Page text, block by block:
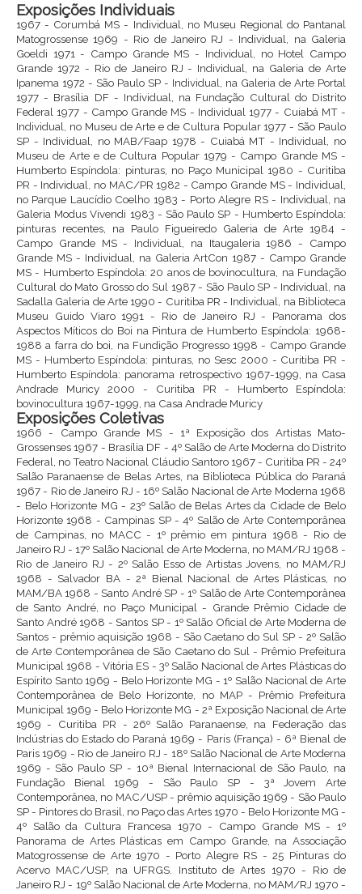
Exposições Individuais
1967 - Corumbá MS - Individual, no Museu Regional do Pantanal
Matogrossense 1969 - Rio de Janeiro RJ - Individual, na Galeria
Goeldi 1971 - Campo Grande MS - Individual, no Hotel Campo
Grande 1972 - Rio de Janeiro RJ - Individual, na Galeria de Arte
Ipanema 1972 - São Paulo SP - Individual, na Galeria de Arte Portal
1977 - Brasília DF - Individual, na Fundação Cultural do Distrito
Federal 1977 - Campo Grande MS - Individual 1977 - Cuiabá MT -
Individual, no Museu de Arte e de Cultura Popular 1977 - São Paulo
SP - Individual, no MAB/Faap 1978 - Cuiabá MT - Individual, no
Museu de Arte e de Cultura Popular 1979 - Campo Grande MS -
Humberto Espíndola: pinturas, no Paço Municipal 1980 - Curitiba
PR - Individual, no MAC/PR 1982 - Campo Grande MS - Individual,
no Parque Laucídio Coelho 1983 - Porto Alegre RS - Individual, na
Galeria Modus Vivendi 1983 - São Paulo SP - Humberto Espíndola:
pinturas recentes, na Paulo Figueiredo Galeria de Arte 1984 -
Campo Grande MS - Individual, na Itaugaleria 1986 - Campo
Grande MS - Individual, na Galeria ArtCon 1987 - Campo Grande
MS - Humberto Espíndola: 20 anos de bovinocultura, na Fundação
Cultural do Mato Grosso do Sul 1987 - São Paulo SP - Individual, na
Sadalla Galeria de Arte 1990 - Curitiba PR - Individual, na Biblioteca
Museu Guido Viaro 1991 - Rio de Janeiro RJ - Panorama dos
Aspectos Míticos do Boi na Pintura de Humberto Espíndola: 1968-
1988 a farra do boi, na Fundição Progresso 1998 - Campo Grande
MS - Humberto Espíndola: pinturas, no Sesc 2000 - Curitiba PR -
Humberto Espíndola: panorama retrospectivo 1967-1999, na Casa
Andrade Muricy 2000 - Curitiba PR - Humberto Espíndola:
bovinocultura 1967-1999, na Casa Andrade Muricy
Exposições Coletivas
1966 - Campo Grande MS - 1ª Exposição dos Artistas Mato-
Grossenses 1967 - Brasília DF - 4º Salão de Arte Moderna do Distrito
Federal, no Teatro Nacional Cláudio Santoro 1967 - Curitiba PR - 24º
Salão Paranaense de Belas Artes, na Biblioteca Pública do Paraná
1967 - Rio de Janeiro RJ - 16º Salão Nacional de Arte Moderna 1968
- Belo Horizonte MG - 23º Salão de Belas Artes da Cidade de Belo
Horizonte 1968 - Campinas SP - 4º Salão de Arte Contemporânea
de Campinas, no MACC - 1º prêmio em pintura 1968 - Rio de
Janeiro RJ - 17º Salão Nacional de Arte Moderna, no MAM/RJ 1968 -
Rio de Janeiro RJ - 2º Salão Esso de Artistas Jovens, no MAM/RJ
1968 - Salvador BA - 2ª Bienal Nacional de Artes Plásticas, no
MAM/BA 1968 - Santo André SP - 1º Salão de Arte Contemporânea
de Santo André, no Paço Municipal - Grande Prêmio Cidade de
Santo André 1968 - Santos SP - 1º Salão Oficial de Arte Moderna de
Santos - prêmio aquisição 1968 - São Caetano do Sul SP - 2º Salão
de Arte Contemporânea de São Caetano do Sul - Prêmio Prefeitura
Municipal 1968 - Vitória ES - 3º Salão Nacional de Artes Plásticas do
Espírito Santo 1969 - Belo Horizonte MG - 1º Salão Nacional de Arte
Contemporânea de Belo Horizonte, no MAP - Prêmio Prefeitura
Municipal 1969 - Belo Horizonte MG - 2ª Exposição Nacional de Arte
1969 - Curitiba PR - 26º Salão Paranaense, na Federação das
Indústrias do Estado do Paraná 1969 - Paris (França) - 6ª Bienal de
Paris 1969 - Rio de Janeiro RJ - 18º Salão Nacional de Arte Moderna
1969 - São Paulo SP - 10ª Bienal Internacional de São Paulo, na
Fundação Bienal 1969 - São Paulo SP - 3ª Jovem Arte
Contemporânea, no MAC/USP - prêmio aquisição 1969 - São Paulo
SP - Pintores do Brasil, no Paço das Artes 1970 - Belo Horizonte MG -
4º Salão da Cultura Francesa 1970 - Campo Grande MS - 1º
Panorama de Artes Plásticas em Campo Grande, na Associação
Matogrossense de Arte 1970 - Porto Alegre RS - 25 Pinturas do
Acervo MAC/USP, na UFRGS. Instituto de Artes 1970 - Rio de
Janeiro RJ - 19º Salão Nacional de Arte Moderna, no MAM/RJ 1970 -